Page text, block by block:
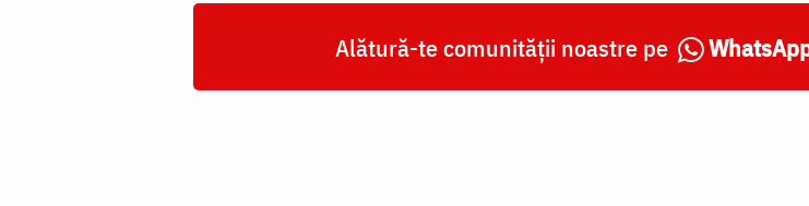
Alătură-te comunității noastre pe